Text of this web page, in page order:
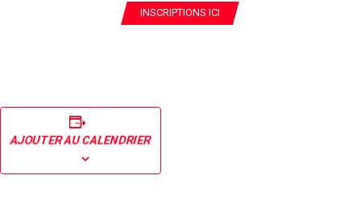
INSCRIPTIONS ICI
AJOUTER AU CALENDRIER